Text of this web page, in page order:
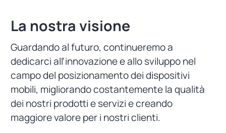
La nostra visione
Guardando al futuro, continueremo a
dedicarci all'innovazione e allo sviluppo nel
campo del posizionamento dei dispositivi
mobili, migliorando costantemente la qualità
dei nostri prodotti e servizi e creando
maggiore valore per i nostri clienti.